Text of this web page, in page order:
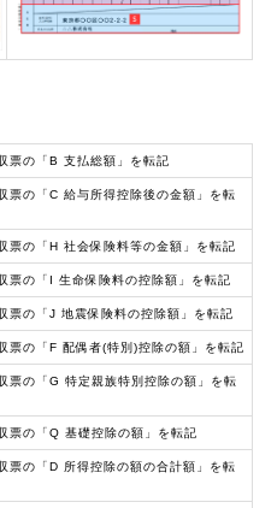
票の「B 支払総額」を転記
票の「C 給与所得控除後の金額」を転
票の「H 社会保険料等の金額」を転記
票の「I 生命保険料の控除額」を転記
票の「J 地震保険料の控除額」を転記
票の「F 配偶者(特別)控除の額」を転記
票の「G 特定親族特別控除の額」を転
票の「Q 基礎控除の額」を転記
票の「D 所得控除の額の合計額」を転